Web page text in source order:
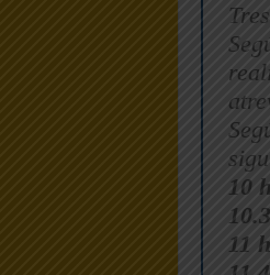
10 h
11 h